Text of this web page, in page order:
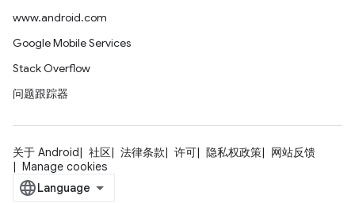
www.android.com
Google Mobile Services
Stack Overflow
问题跟踪器
关于 Android 社区 法律条款 许可 隐私权政策
网站反馈
Manage cookies